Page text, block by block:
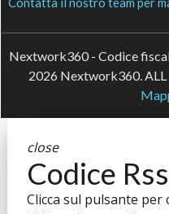
Nextwork360 - Codice
2026 Nextwork360. ALL
close
Codice Rss
Clicca sul pulsante per